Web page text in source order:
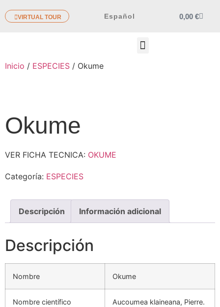
VIRTUAL TOUR Español 0,00 €
Inicio / ESPECIES / Okume
Okume
VER FICHA TECNICA: OKUME
Categoría: ESPECIES
Descripción Información adicional
Descripción
Nombre Okume
Nombre científico Aucoumea klaineana, Pierre.